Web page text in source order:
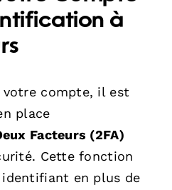
à
votre compte, il est
place
Facteurs (2FA)
Cette fonction
identifiant en plus de